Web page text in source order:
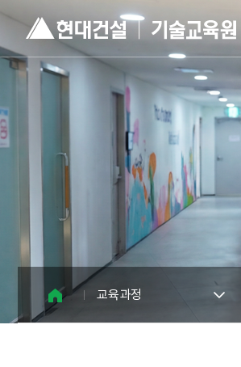
건
기
술
메
홈
교육과정